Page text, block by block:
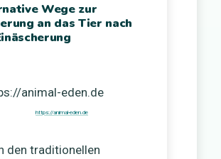
Wege zur
an das Tier nach
https://animal-eden.de
den traditionellen